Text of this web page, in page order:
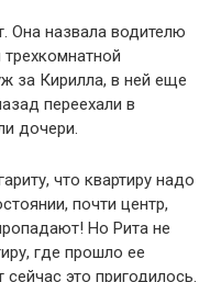
Она назвала водителю
за Кирилла, в ней еще
переехали в
дочери.
что квартиру надо
почти центр,
Но Рита не
где прошло ее
это пригодилось.